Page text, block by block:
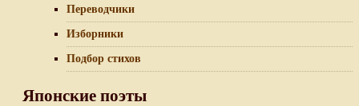
Переводчики
Изборники
Подбор стихов
Японские поэты